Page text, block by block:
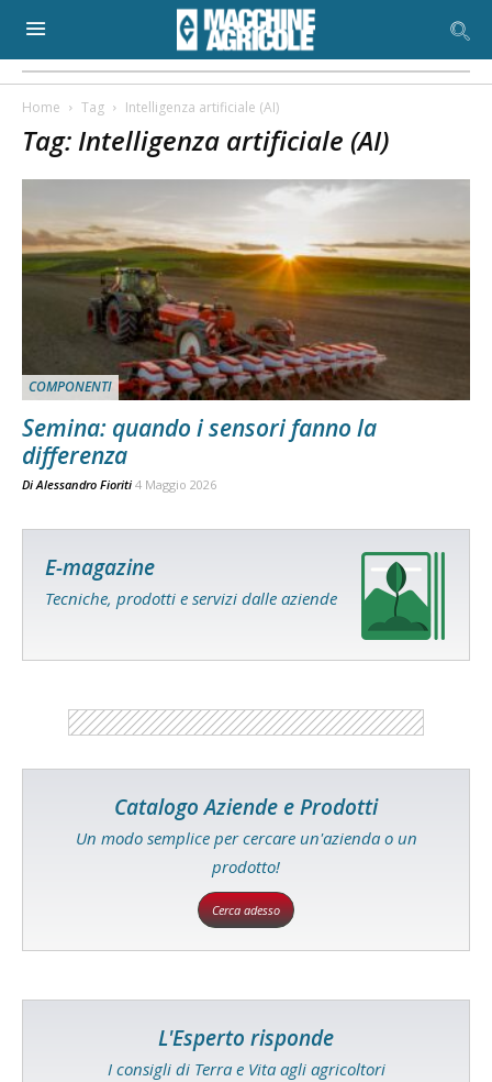
Home Tag Intelligenza artificiale (AI)
Tag: Intelligenza artificiale (AI)
COMPONENTI
Semina: quando i sensori fanno la
differenza
DiAlessandro Fioriti 4 Maggio 2026
E-magazine
Tecniche, prodotti e servizi dalle aziende
Catalogo Aziende e Prodotti
Un modo semplice per cercare un'azienda o un
prodotto!
Cerca adesso
L'Esperto risponde
I consigli di Terra e Vita agli agricoltori